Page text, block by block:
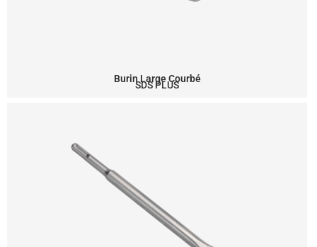
Burin Large Courbé
SDS PLUS